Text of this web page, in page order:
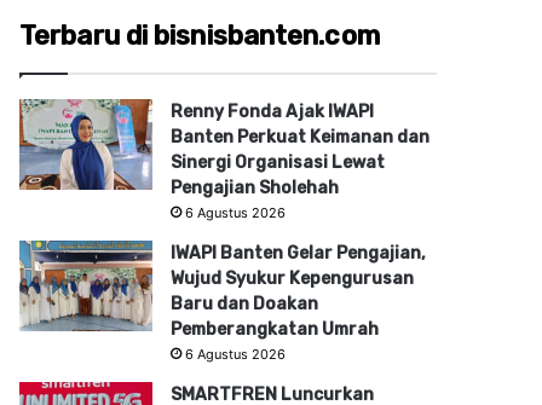
Terbaru di bisnisbanten.com
Renny Fonda Ajak IWAPI
Banten Perkuat Keimanan dan
Sinergi Organisasi Lewat
Pengajian Sholehah
6 Agustus 2026
IWAPI Banten Gelar Pengajian,
Wujud Syukur Kepengurusan
Baru dan Doakan
Pemberangkatan Umrah
6 Agustus 2026
SMARTFREN Luncurkan